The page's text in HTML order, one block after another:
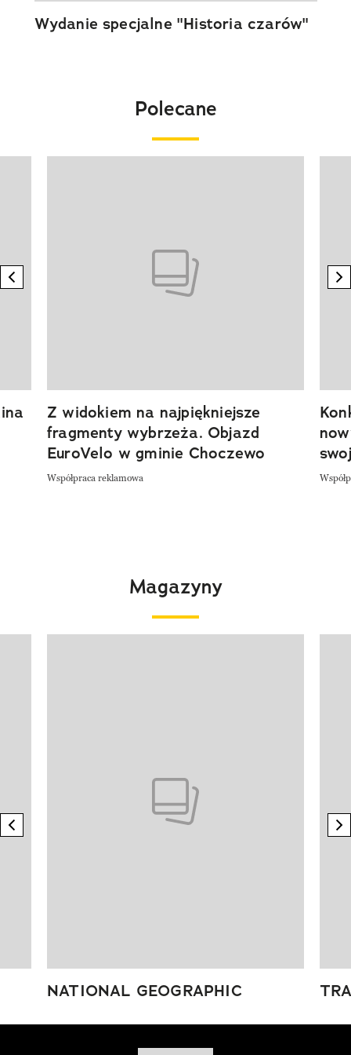
Wydanie specjalne "Historia czarów"
Polecane
previous element
Z widokiem na najpiękniejsze
fragmenty wybrzeża. Objazd
EuroVelo w gminie Choczewo
Współpraca reklamowa
Magazyny
previous element
NATIONAL GEOGRAPHIC